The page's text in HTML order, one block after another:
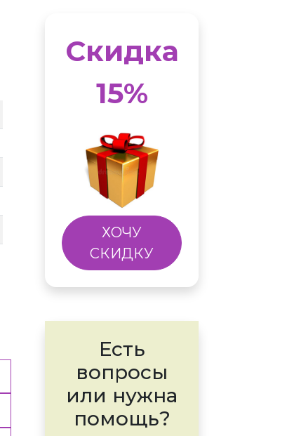
Скидка
15%
ХОЧУ
СКИДКУ
Есть
вопросы
или нужна
помощь?